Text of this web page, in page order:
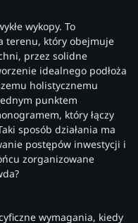
wykopy. To
terenu, który obejmuje
przez solidne
idealnego podłoża
holistycznemu
punktem
który łączy
sposób działania ma
postępów inwestycji i
zorganizowane
wymagania, kiedy